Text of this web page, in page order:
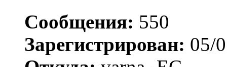
Сообщения: 550
Зарегистрирован: 05/